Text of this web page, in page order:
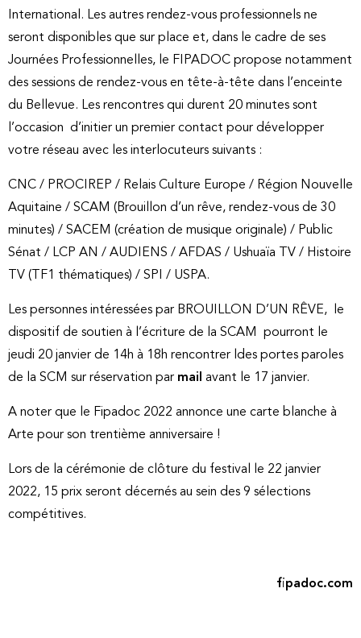
International. Les autres rendez-vous professionnels ne
seront disponibles que sur place et, dans le cadre de ses
Journées Professionnelles, le FIPADOC propose notamment
des sessions de rendez-vous en tête-à-tête dans l’enceinte
du Bellevue. Les rencontres qui durent 20 minutes sont
l’occasion d’initier un premier contact pour développer
votre réseau avec les interlocuteurs suivants :
CNC / PROCIREP / Relais Culture Europe / Région Nouvelle
Aquitaine / SCAM (Brouillon d’un rêve, rendez-vous de 30
minutes) / SACEM (création de musique originale) / Public
Sénat / LCP AN / AUDIENS / AFDAS / Ushuaïa TV / Histoire
TV (TF1 thématiques) / SPI / USPA.
Les personnes intéressées par BROUILLON D’UN RÊVE, le
dispositif de soutien à l’écriture de la SCAM pourront le
jeudi 20 janvier de 14h à 18h rencontrer ldes portes paroles
de la SCM sur réservation par mail avant le 17 janvier.
A noter que le Fipadoc 2022 annonce une carte blanche à
Arte pour son trentième anniversaire !
Lors de la cérémonie de clôture du festival le 22 janvier
2022, 15 prix seront décernés au sein des 9 sélections
compétitives.
fipadoc.com